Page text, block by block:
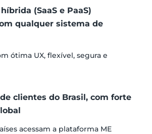
(SaaS e PaaS)
qualquer sistema de
ótima UX, flexível, segura e
clientes do Brasil, com forte
acessam a plataforma ME